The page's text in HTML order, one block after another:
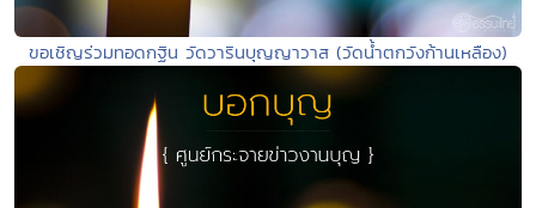
ขอเชิญร่วมทอดกฐิน วัดวารินบุญญาวาส (วัดน้ำตกวังก้านเหลือง)